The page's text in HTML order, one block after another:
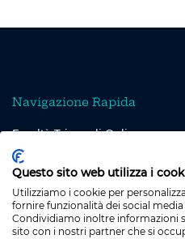
Navigazione Rapida
Facoltà Triennali Online
Facoltà Online
Facoltà Specialistiche Online
Questo sito web utilizza i
Utilizziamo i cookie per
fornire funzionalità dei social
Condividiamo inoltre informazioni
sito con i nostri partner che si